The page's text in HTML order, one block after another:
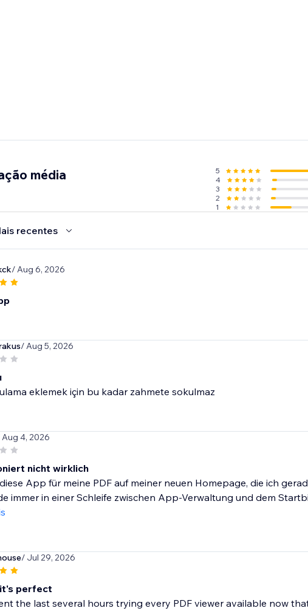
média 5
4
3
2
1
recentes
/ Aug 6, 2026
/ Aug 5, 2026
eklemek için bu kadar zahmete sokulmaz
4, 2026
nicht wirklich
App für meine PDF auf meiner neuen Homepage, die ich
immer in einer Schleife zwischen App-Verwaltung und dem
/ Jul 29, 2026
perfect
the last several hours trying every PDF viewer available now